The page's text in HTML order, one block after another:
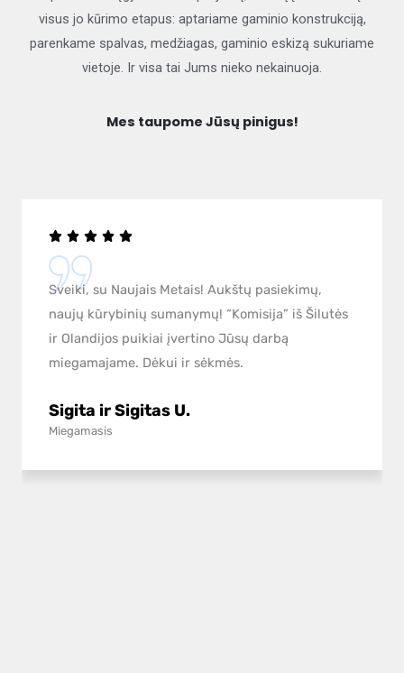
visus jo kūrimo etapus: aptariame gaminio konstrukciją,
parenkame spalvas, medžiagas, gaminio eskizą sukuriame
vietoje. Ir visa tai Jums nieko nekainuoja.
Mes taupome Jūsų pinigus!
Sveiki, su Naujais Metais! Aukštų pasiekimų,
naujų kūrybinių sumanymų! “Komisija” iš Šilutės
ir Olandijos puikiai įvertino Jūsų darbą
miegamajame. Dėkui ir sėkmės.
Sigita ir Sigitas U.
Miegamasis